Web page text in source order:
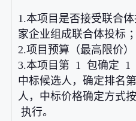
1.本项目是否接受联合
家企业组成联合体投标 ；
2.项目预算（最高限价
3.本项目第 1 包确定 1
中标候选人，确定排名
人，中标价格确定方式
执行。